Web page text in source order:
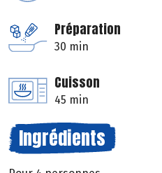
Préparation
30 min
Cuisson
45 min
Ingrédients